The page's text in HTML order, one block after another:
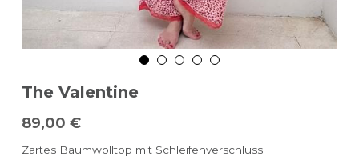
The Valentine
89,00 €
Zartes Baumwolltop mit Schleifenverschluss